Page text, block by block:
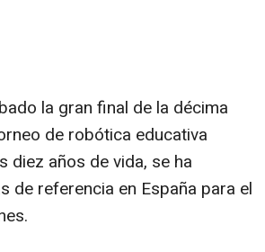
la gran final de la décima
de robótica educativa
diez años de vida, se ha
referencia en España para el